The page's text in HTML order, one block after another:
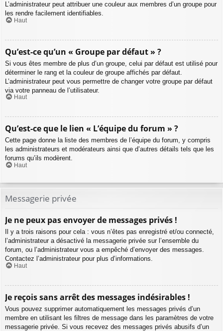
L’administrateur peut attribuer une couleur aux membres d’un groupe pour
les rendre facilement identifiables.
Haut
Qu’est-ce qu’un « Groupe par défaut » ?
Si vous êtes membre de plus d’un groupe, celui par défaut est utilisé pour
déterminer le rang et la couleur de groupe affichés par défaut.
L’administrateur peut vous permettre de changer votre groupe par défaut
via votre panneau de l’utilisateur.
Haut
Qu’est-ce que le lien « L’équipe du forum » ?
Cette page donne la liste des membres de l’équipe du forum, y compris
les administrateurs et modérateurs ainsi que d’autres détails tels que les
forums qu’ils modèrent.
Haut
Messagerie privée
Je ne peux pas envoyer de messages privés !
Il y a trois raisons pour cela : vous n’êtes pas enregistré et/ou connecté,
l’administrateur a désactivé la messagerie privée sur l’ensemble du
forum, ou l’administrateur vous a empêché d’envoyer des messages.
Contactez l’administrateur pour plus d’informations.
Haut
Je reçois sans arrêt des messages indésirables !
Vous pouvez supprimer automatiquement les messages privés d’un
membre en utilisant les filtres de message dans les paramètres de votre
messagerie privée. Si vous recevez des messages privés abusifs d’un